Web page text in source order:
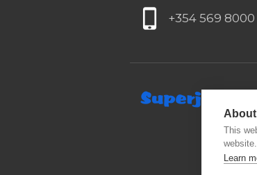
This
website.
Learn
+354 569 8000